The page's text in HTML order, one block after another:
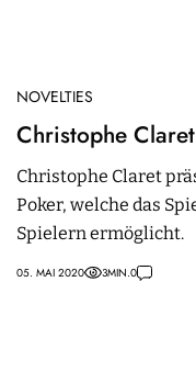
NOVELTIES
Christophe
Christophe Claret
Poker, welche das
Spielern ermöglicht.
05. MAI 2020 3MIN.0